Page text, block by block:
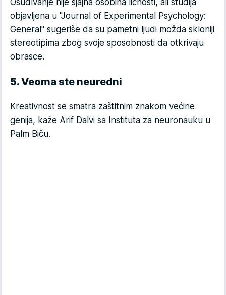
objavljena u "Journal of Experimental Psychology:
General" sugeriše da su pametni ljudi možda skloniji
stereotipima zbog svoje sposobnosti da otkrivaju
obrasce.
5. Veoma ste neuredni
Kreativnost se smatra zaštitnim znakom većine
genija, kaže Arif Dalvi sa Instituta za neuronauku u
Palm Biču.